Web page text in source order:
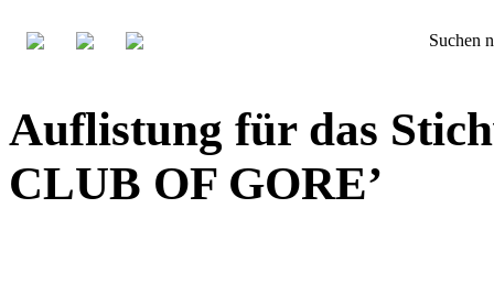
Suchen
Auflistung für das
CLUB OF GORE’